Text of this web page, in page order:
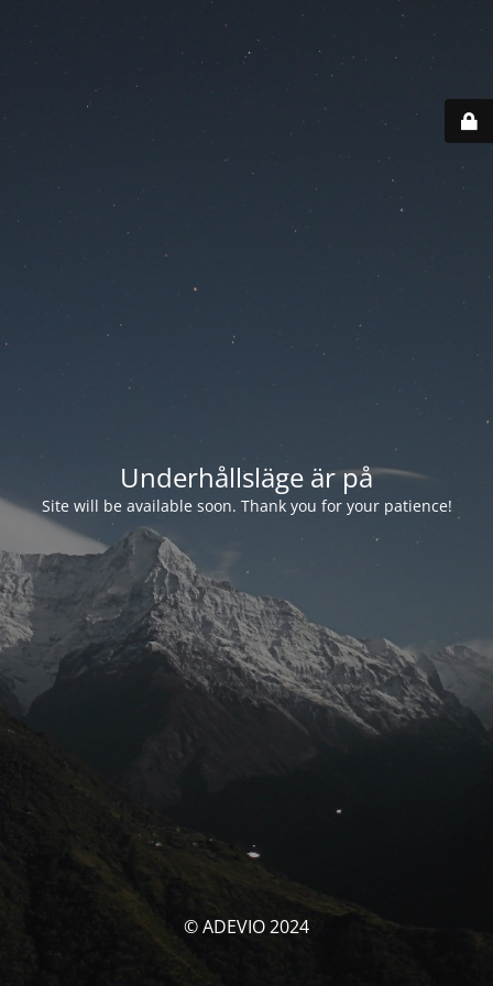
Underhållsläge är på
Site will be available soon. Thank you for your patience!
© ADEVIO 2024